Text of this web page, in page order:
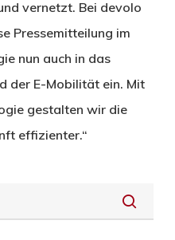
vernetzt. Bei devolo
Pressemitteilung im
nun auch in das
der E-Mobilität ein. Mit
gestalten wir die
effizienter.“